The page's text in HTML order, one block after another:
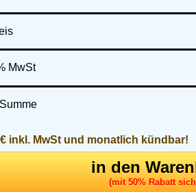
MwSt
inkl. MwSt und monatlich kündbar!
in den
(mit 50% Rabatt